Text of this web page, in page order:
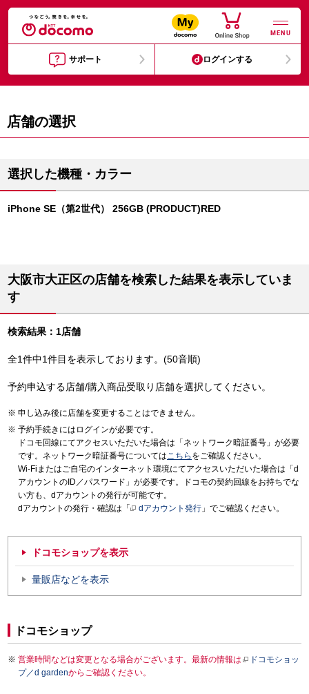
MENU
サポート ログインする
店舗の選択
選択した機種・カラー
iPhone SE（第2世代） 256GB (PRODUCT)RED
大阪市大正区の店舗を検索した結果を表示していま
す
検索結果：1店舗
全1件中1件目を表示しております。(50音順)
予約申込する店舗/購入商品受取り店舗を選択してください。
申し込み後に店舗を変更することはできません。
予約手続きにはログインが必要です。
ドコモ回線にてアクセスいただいた場合は「ネットワーク暗証番号」が必要
です。ネットワーク暗証番号についてはこちら をご確認ください。
Wi-Fiまたはご自宅のインターネット環境にてアクセスいただいた場合は「d
アカウントのID／パスワード」が必要です。ドコモの契約回線をお持ちでな
い方も、dアカウントの発行が可能です。
dアカウントの発行・確認は「
dアカウント発行 」でご確認ください。
ドコモショップを表示
量販店などを表示
ドコモショップ
営業時間などは変更となる場合がございます。最新の情報は
ドコモショッ
プ／d gardenからご確認ください。